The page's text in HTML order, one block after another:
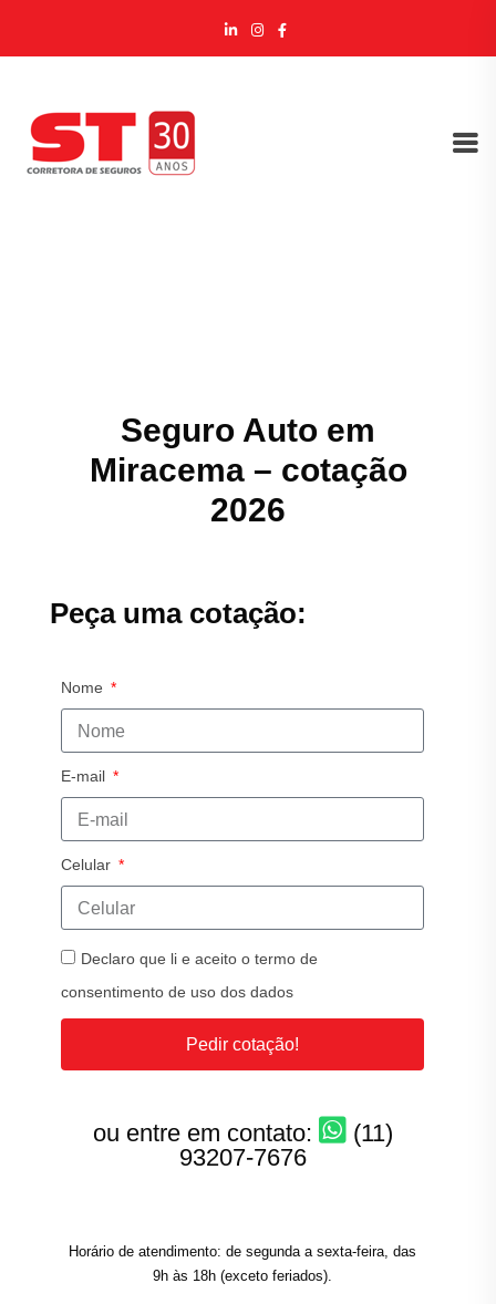
Seguro Auto em
Miracema – cotação
2026
Peça uma cotação:
Nome
E-mail
Celular
Declaro que li e aceito o termo de
consentimento de uso dos dados
Pedir cotação!
ou entre em contato:
(11)
93207-7676
Horário de atendimento: de segunda a sexta-feira, das
9h às 18h (exceto feriados).